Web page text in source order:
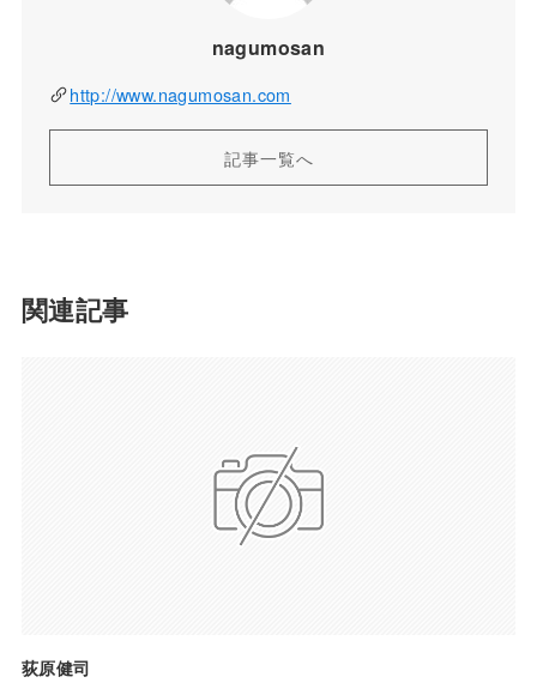
nagumosan
http://www.nagumosan.com
記事一覧へ
関連記事
荻原健司